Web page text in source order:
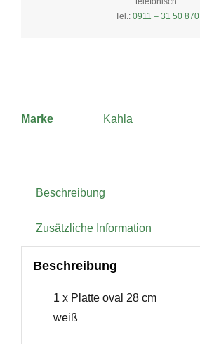
Tel.: 0911 – 31 50 870
Marke Kahla
Beschreibung
Zusätzliche Information
Beschreibung
1 x Platte oval 28 cm
weiß